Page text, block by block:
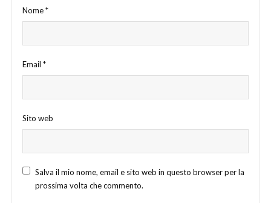
Nome*
Email *
Sito web
Salva il mio nome, email e sito web in questo browser per la
prossima volta che commento.